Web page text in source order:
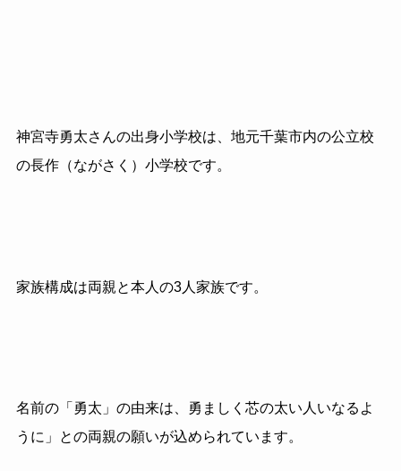
神宮寺勇太さんの出身小学校は、地元千葉市内の公立校
の長作（ながさく）小学校です。
家族構成は両親と本人の3人家族です。
名前の「勇太」の由来は、勇ましく芯の太い人いなるよ
うに」との両親の願いが込められています。